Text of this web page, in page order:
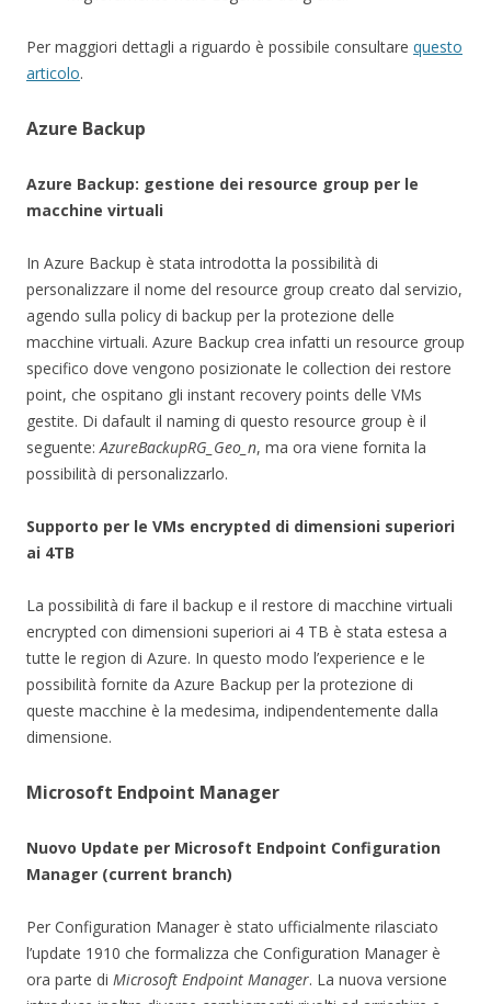
Per maggiori dettagli a riguardo è possibile consultare questo
articolo.
Azure Backup
Azure Backup: gestione dei resource group per le
macchine virtuali
In Azure Backup è stata introdotta la possibilità di
personalizzare il nome del resource group creato dal servizio,
agendo sulla policy di backup per la protezione delle
macchine virtuali. Azure Backup crea infatti un resource group
specifico dove vengono posizionate le collection dei restore
point, che ospitano gli instant recovery points delle VMs
gestite. Di dafault il naming di questo resource group è il
seguente:AzureBackupRG_Geo_n, ma ora viene fornita la
possibilità di personalizzarlo.
Supporto per le VMs encrypted di dimensioni superiori
ai 4TB
La possibilità di fare il backup e il restore di macchine virtuali
encrypted con dimensioni superiori ai 4 TB è stata estesa a
tutte le region di Azure. In questo modo l’experience e le
possibilità fornite da Azure Backup per la protezione di
queste macchine è la medesima, indipendentemente dalla
dimensione.
Microsoft Endpoint Manager
Nuovo Update per Microsoft Endpoint Configuration
Manager (current branch)
Per Configuration Manager è stato ufficialmente rilasciato
l’update 1910 che formalizza che Configuration Manager è
ora parte di Microsoft Endpoint Manager. La nuova versione